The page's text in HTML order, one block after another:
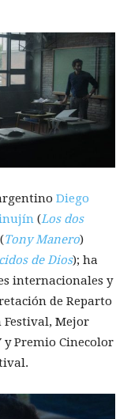
Diego
(Los dos
(Tony Manero)
de Dios); ha
internacionales y
de Reparto
Mejor
y Premio Cinecolor